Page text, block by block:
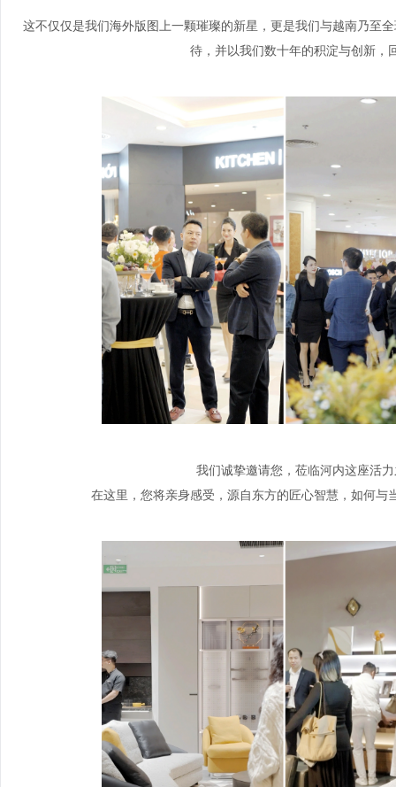
这不仅仅是我们海外版图上一颗璀璨的新星，更是我们与越南乃至
待，并以我们数十年的积淀与创新，
我们诚挚邀请您，莅临河内这座活
在这里，您将亲身感受，源自东方的匠心智慧，如何